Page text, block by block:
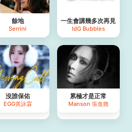
餘地
Serrini
一生會講幾多次再見
IdG Bubbles
沒誰保佑
EGG黃詠霖
累極才是正常
Manson 張進翹